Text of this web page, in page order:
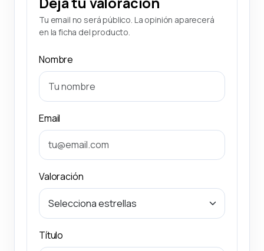
Tu email no será público. La opinión aparecerá
en la ficha del producto.
Nombre
Email
Valoración
Título